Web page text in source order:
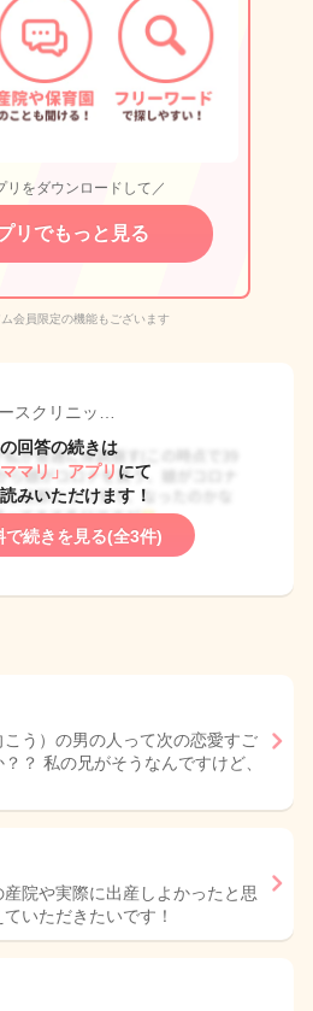
リをダウンロードして／
リでもっと見る
会員限定の機能もございます
スクリニッ…
回答の続きは
マリ」アプリ にて
みいただけます！
で続きを見る(全3件)
う）の男の人って次の恋愛すご
？ 私の兄がそうなんですけど、
院や実際に出産しよかったと思
いただきたいです！